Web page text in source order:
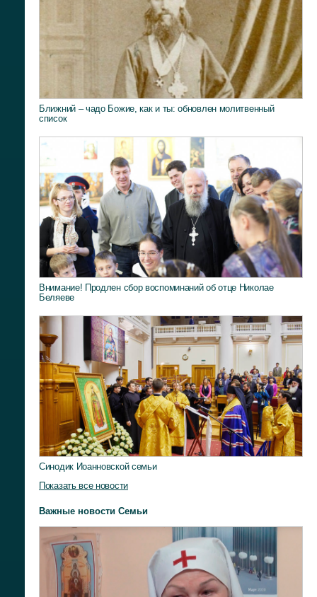
Ближний – чадо Божие, как и ты: обновлен молитвенный
список
Внимание! Продлен сбор воспоминаний об отце Николае
Беляеве
Синодик Иоанновской семьи
Показать все новости
Важные новости Семьи